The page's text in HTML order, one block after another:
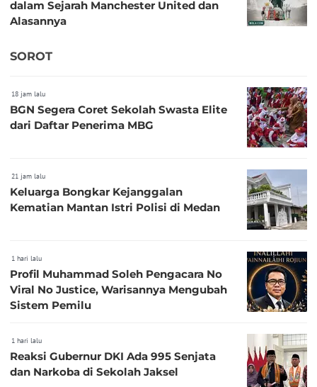
dalam Sejarah Manchester United dan
Alasannya
SOROT
18 jam lalu
BGN Segera Coret Sekolah Swasta Elite
dari Daftar Penerima MBG
21 jam lalu
Keluarga Bongkar Kejanggalan
Kematian Mantan Istri Polisi di Medan
1 hari lalu
Profil Muhammad Soleh Pengacara No
Viral No Justice, Warisannya Mengubah
Sistem Pemilu
1 hari lalu
Reaksi Gubernur DKI Ada 995 Senjata
dan Narkoba di Sekolah Jaksel